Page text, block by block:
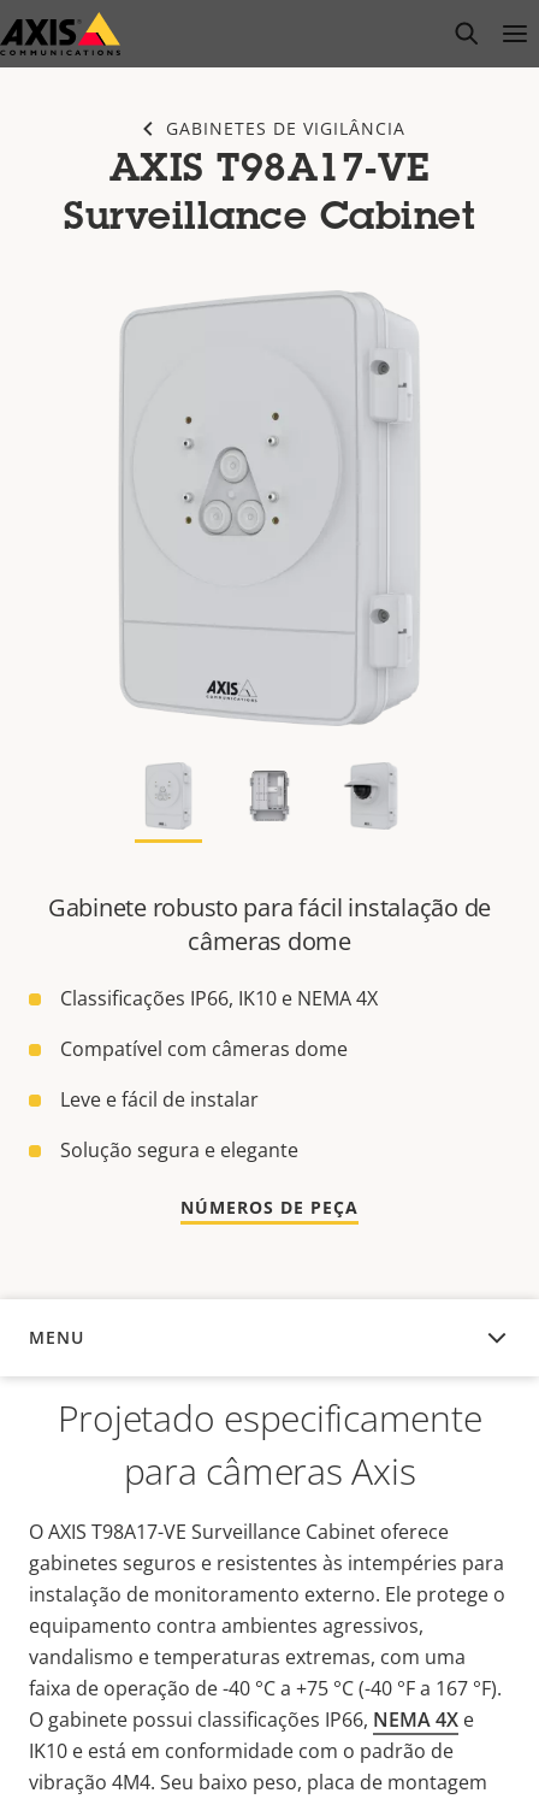
Pular
para
open
GABINETES DE VIGILÂNCIA
AXIS T98A17-VE
Surveillance Cabinet
Gabinete robusto para fácil instalação de
câmeras dome
Classificações IP66, IK10 e NEMA 4X
Compatível com câmeras dome
Leve e fácil de instalar
Solução segura e elegante
NÚMEROS DE PEÇA
MENU
VISÃO GERAL
Projetado especificamente
para câmeras Axis
O AXIS T98A17-VE Surveillance Cabinet oferece
gabinetes seguros e resistentes às intempéries para
instalação de monitoramento externo. Ele protege o
equipamento contra ambientes agressivos,
vandalismo e temperaturas extremas, com uma
faixa de operação de -40 °C a +75 °C (-40 °F a 167 °F).
O gabinete possui classificações IP66, NEMA 4X e
IK10 e está em conformidade com o padrão de
vibração 4M4. Seu baixo peso, placa de montagem